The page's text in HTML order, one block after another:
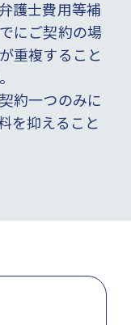
護士費用等補
にご契約の場
重複すること
約一つのみに
を抑えること